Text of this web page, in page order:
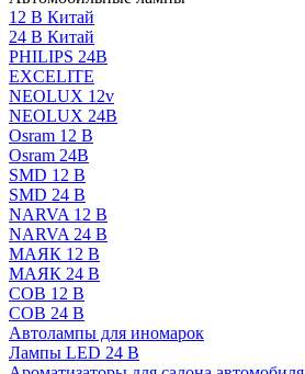
12 В Китай
24 В Китай
PHILIPS 24В
EXCELITE
NEOLUX 12v
NEOLUX 24В
Osram 12 В
Osram 24В
SMD 12 В
SMD 24 В
NARVA 12 В
NARVA 24 В
МАЯК 12 В
МАЯК 24 В
COB 12 В
COB 24 В
Автолампы для иномарок
Лампы LED 24 B